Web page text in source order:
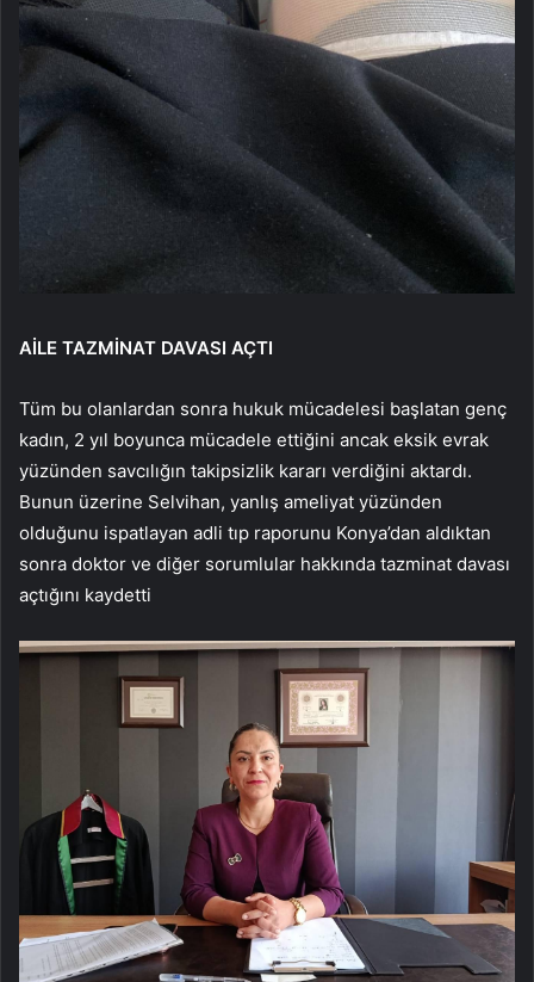
AİLE TAZMİNAT DAVASI AÇTI
Tüm bu olanlardan sonra hukuk mücadelesi başlatan genç
kadın, 2 yıl boyunca mücadele ettiğini ancak eksik evrak
yüzünden savcılığın takipsizlik kararı verdiğini aktardı.
Bunun üzerine Selvihan, yanlış ameliyat yüzünden
olduğunu ispatlayan adli tıp raporunu Konya’dan aldıktan
sonra doktor ve diğer sorumlular hakkında tazminat davası
açtığını kaydetti